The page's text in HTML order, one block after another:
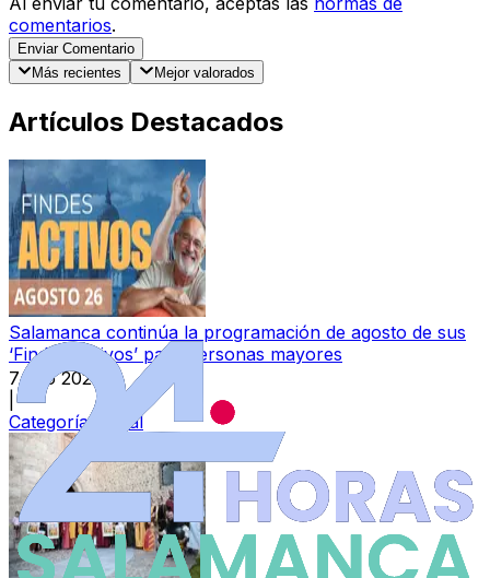
comentarios.
Enviar Comentario
Más recientes
Mejor valorados
Artículos Destacados
Salamanca continúa la programación de agosto de sus
‘Findes Activos’ para personas mayores
7 ago 2026
Categoría:
Local